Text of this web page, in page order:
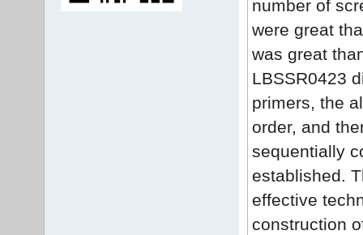
number of
were great
was great
LBSSR0423
primers, the
order, and
sequentially
established.
effective
construction